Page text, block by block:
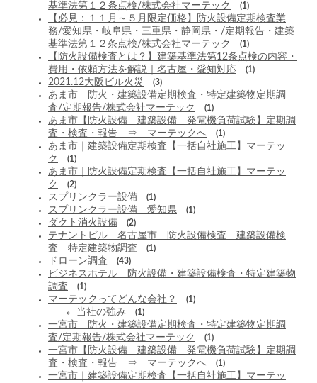
基準法第１２条点検/株式会社マーテック
(1)
【必見：１１月～５月限定価格】防火設備定期検査業
務/愛知県・岐阜県・三重県・静岡県・/定期報告・建築
基準法第１２条点検/株式会社マーテック
(1)
【防火設備検査とは？】建築基準法第12条点検の内容・
費用・依頼方法を解説｜名古屋・愛知対応
(1)
2021.12大阪ビル火災 (3)
あま市 防火・建築設備定期検査・特定建築物定期調
査/定期報告/株式会社マーテック
(1)
あま市【防火設備 建築設備 発電機負荷試験】定期調
査・検査・報告 ⇒ マーテックへ
(1)
あま市｜建築設備定期検査【一括自社施工】マーテッ
ク
(1)
あま市｜防火設備定期検査【一括自社施工】マーテッ
ク
(2)
スプリンクラー設備 (1)
スプリンクラー設備 愛知県 (1)
ダクト消火設備 (2)
テナントビル 名古屋市 防火設備検査 建築設備検
査 特定建築物調査
(1)
ドローン調査 (43)
ビジネスホテル 防火設備・建築設備検査・特定建築物
調査
(1)
マーテックってどんな会社？ (1)
当社の強み (1)
一宮市 防火・建築設備定期検査・特定建築物定期調
査/定期報告/株式会社マーテック
(1)
一宮市【防火設備 建築設備 発電機負荷試験】定期調
査・検査・報告 ⇒ マーテックへ
(1)
一宮市｜建築設備定期検査【一括自社施工】マーテッ